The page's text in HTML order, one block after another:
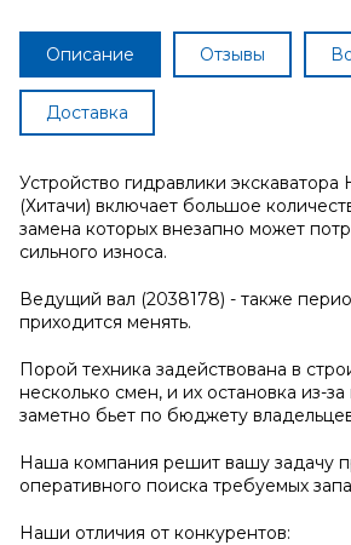
Описание Отзывы
Доставка
Устройство гидравлики экскаватора
(Хитачи) включает большое
замена которых внезапно может
сильного износа.
Ведущий вал (2038178) - также
приходится менять.
Порой техника задействована в
несколько смен, и их остановка из-
заметно бьет по бюджету
Наша компания решит вашу задачу
оперативного поиска требуемых
Наши отличия от конкурентов: